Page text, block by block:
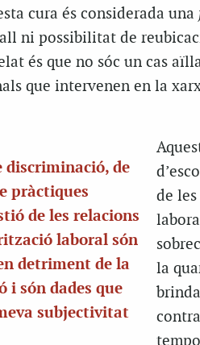
cura és considerada una
ni possibilitat de
és que no sóc un cas
que intervenen en la
discriminació, de
pràctiques
de les relacions
laboral són
detriment de la
i són dades que
subjectivitat
de
la